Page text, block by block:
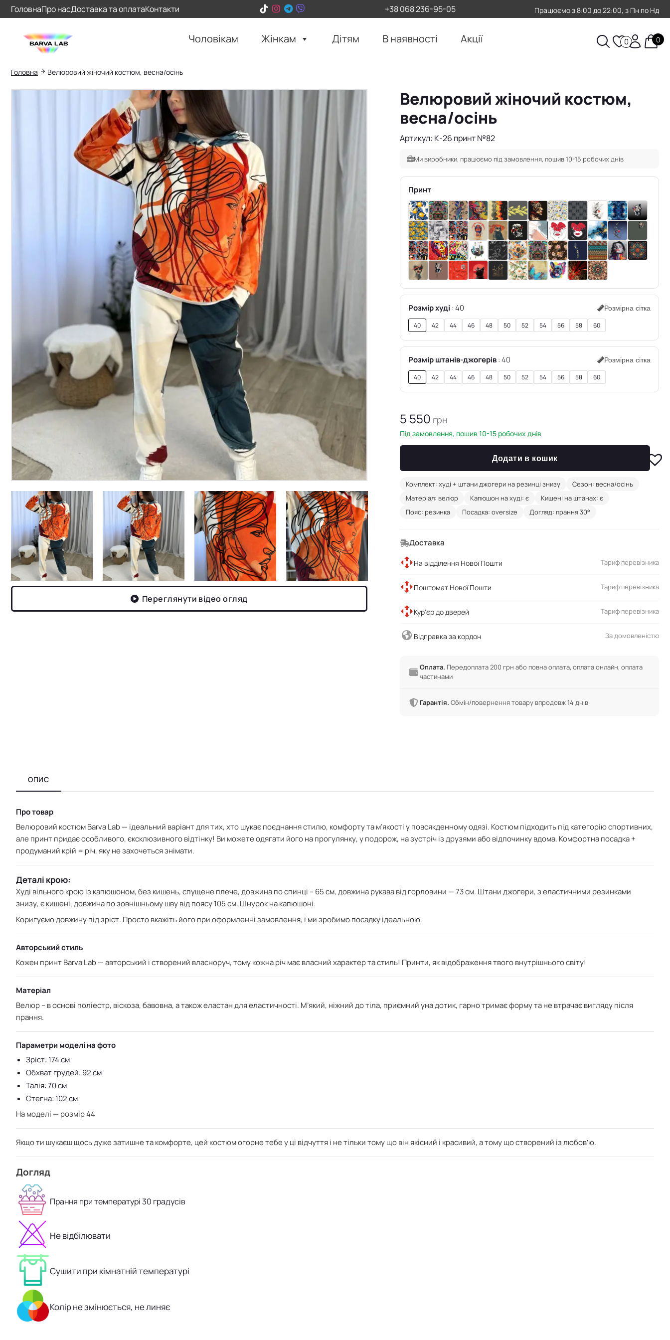
ГоловнаПро насДоставка та оплатаКонтакти +38 068 236-95-05 Працюємо з 8:00 до 22:00, з Пн по Нд
Чоловікам Жінкам Дітям В наявності Акції 0 0
Пошук
Головна Велюровий жіночий костюм, весна/осінь
Переглянути відео огляд
Велюровий жіночий костюм,
весна/осінь
Артикул: К-26 принт №82
Ми виробники, працюємо під замовлення, пошив 10-15 робочих днів
Принт
Розмір худі 40 Розмірна сітка
40 42 44 46 48 50 52 54 56 58 60
Розмір штанів-джогерів 40 Розмірна сітка
40 42 44 46 48 50 52 54 56 58 60
5 550 грн
Під замовлення, пошив 10-15 робочих днів
Додати в кошик
Комплект: худі + штани джогери на резинці знизу
Сезон: весна/осінь
Матеріал: велюр
Капюшон на худі: є
Кишені на штанах: є
Пояс: резинка
Посадка: oversize Догляд: прання 30°
Доставка
На відділення Нової Пошти Тариф перевізника
Поштомат Нової Пошти Тариф перевізника
Кур'єр до дверей Тариф перевізника
Відправка за кордон За домовленістю
Оплата. Передоплата 200 грн або повна оплата, оплата онлайн, оплата
частинами
Гарантія. Обмін/повернення товару впродовж 14 днів
ОПИС
Про товар
Велюровий костюм Barva Lab — ідеальний варіант для тих, хто шукає поєднання стилю, комфорту та м’якості у повсякденному одязі. Костюм підходить під категорію спортивних,
але принт придає особливого, єксклюзивного відтінку! Ви можете одягати його на прогулянку, у подорож, на зустріч із друзями або відпочинку вдома. Комфортна посадка +
продуманий крій = річ, яку не захочеться знімати.
Деталі крою:
Худі вільного крою із капюшоном,без кишень, спущене плече, довжина по спинці – 65 см,довжина рукава від горловини — 73 см. Штани джогери, з еластичними резинками
знизу, є кишені, довжина по зовнішньому шву від поясу 105 см. Шнурок на капюшоні.
Коригуємо довжину під зріст. Просто вкажіть його при оформленні замовлення, і ми зробимо посадку ідеальною.
Авторський стиль
Кожен принт Barva Lab — авторський і створений власноруч, тому кожна річ має власний характер та стиль! Принти, як відображення твого внутрішнього світу!
Матеріал
Велюр – в основі поліестр, віскоза, бавовна, а також еластан для еластичності. М’який, ніжний до тіла, приємний уна дотик, гарно тримає форму та не втрачає вигляду після
прання.
Параметри моделі на фото
Зріст: 174 см
Обхват грудей: 92 см
Талія: 70 см
Стегна: 102 см
На моделі — розмір 44
Якщо ти шукаєш щось дуже затишне та комфорте, цей костюм огорне тебе у ці відчуття і не тільки тому що він якісний і красивий, а тому що створений із любовʼю.
Догляд
Прання при температурі 30 градусів
Не відбілювати
Сушити при кімнатній температурі
Колір не змінюється, не линяє